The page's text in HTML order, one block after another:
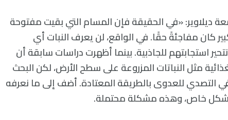
ديلاوير: «في الحقيقة فإن المسام التي بقيت مفتوحة
كان مفاجئةً حقًا. في الواقع، لن يعرف النبات أي
استجابتهم للجاذبية. بينما أظهرت دراسات سابقة أن
مثل النباتات المزروعة على سطح الأرض، لكن البحث
التصدي للعدوى بالطريقة المعتادة. أضف إلى ما نعرفه
بشكل خاص، وهذه مشكلة محتملة.